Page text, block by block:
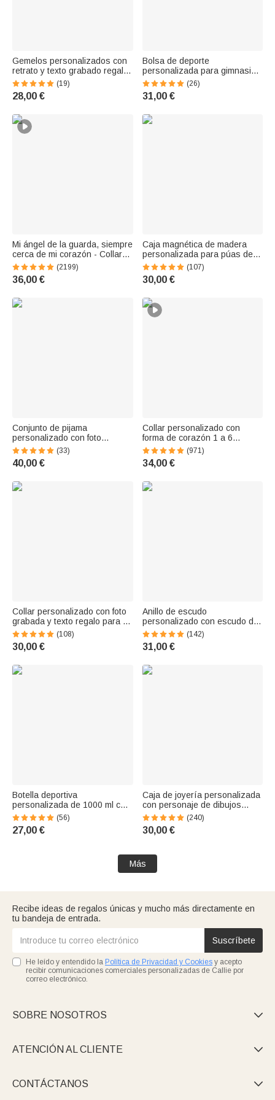
Gemelos personalizados con
retrato y texto grabado regalo
ideal para el día del padre San
Valentín o para hombres
(19)
28,00 €
Bolsa de deporte
personalizada para gimnasia
rítmica impermeable con
correa para el hombro y
nombre regalo de cumpleaños
(26)
31,00 €
Mi ángel de la guarda, siempre
cerca de mi corazón - Collar
con colgante personalizado
con foto y ala de ángel en
plata de ley
(2199)
36,00 €
Caja magnética de madera
personalizada para púas de
guitarra con texto y símbolo
grabados Regalo de
cumpleaños para músico
(107)
30,00 €
Conjunto de pijama
personalizado con foto
multicolor de mascota y texto
regalo de cumpleaños para
amantes de mascotas y
(33)
40,00 €
Collar personalizado con
forma de corazón 1 a 6
nombres grabados y piedras
de nacimiento regalo de
cumpleaños para mamá y
(971)
34,00 €
Collar personalizado con foto
grabada y texto regalo para el
Día del Padre cumpleaños o
aniversario para hombres
(108)
30,00 €
Anillo de escudo
personalizado con escudo de
familia y texto grabado en el
interior regalo especial de
cumpleaños para la familia
(142)
31,00 €
Botella deportiva
personalizada de 1000 ml con
personaje de dibujos
animados nombre y número
regalo de cumpleaños para
(56)
27,00 €
Caja de joyería personalizada
con personaje de dibujos
animados y flor de nacimiento
con espejo LED de tres
colores regalo para
(240)
30,00 €
Más
Recibe ideas de regalos únicas y mucho más directamente en
tu bandeja de entrada.
Suscríbete
He leído y entendido la Política de Privacidad y Cookies y acepto
recibir comunicaciones comerciales personalizadas de Callie por
correo electrónico.
SOBRE NOSOTROS 
ATENCIÓN AL CLIENTE 
CONTÁCTANOS 